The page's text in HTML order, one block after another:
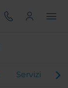
Servizi